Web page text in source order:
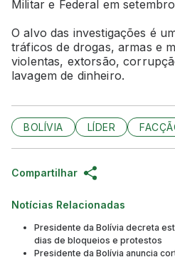
Militar e Federal em
O alvo das investigações é
tráficos de drogas, armas e
violentas, extorsão,
lavagem de dinheiro.
BOLÍVIA LÍDER
Compartilhar
Notícias Relacionadas
Presidente da Bolívia decreta
dias de bloqueios e protestos
Presidente da Bolívia anuncia